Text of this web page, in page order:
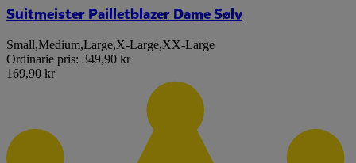
Suitmeister Pailletblazer Dame Sølv
Small,Medium,Large,X-Large,XX-Large
Ordinarie pris: 349,90 kr
169,90 kr